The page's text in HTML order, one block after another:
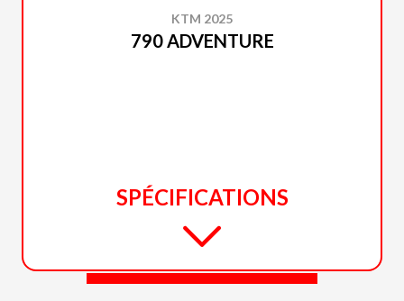
KTM 2025
790 ADVENTURE
SPÉCIFICATIONS